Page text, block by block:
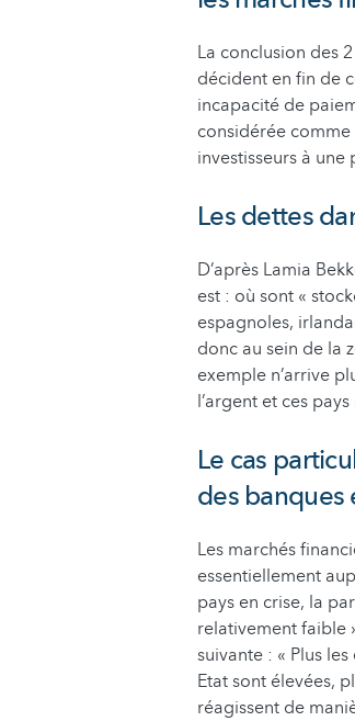
La conclusion des
décident en fin de
incapacité de
considérée
investisseurs à
Les dettes
D’après Lamia
est : où sont «
espagnoles,
donc au sein de la
exemple n’arrive
l’argent et ces
Le cas
des
Les marchés
essentiellement
pays en crise, la
relativement faible
suivante : « Plus
Etat sont élevées,
réagissent de